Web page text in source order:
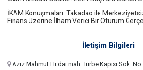
İKAM Konuşmaları: Takadao ile
Finans Üzerine İlham Verici Bir Oturum
İletişim Bilgileri
Aziz Mahmut Hüdai mah. Türbe Kapısı Sok.